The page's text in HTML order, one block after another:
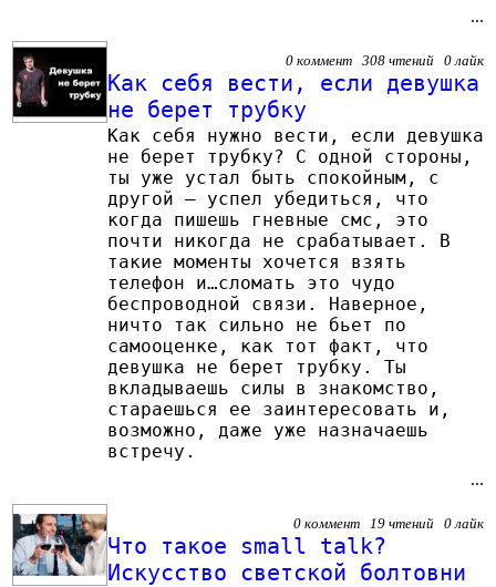
...
0 коммент 308 чтений 0 лайк
Как себя вести, если девушка
не берет трубку
Как себя нужно вести, если девушка
не берет трубку? С одной стороны,
ты уже устал быть спокойным, с
другой – успел убедиться, что
когда пишешь гневные смс, это
почти никогда не срабатывает. В
такие моменты хочется взять
телефон и…сломать это чудо
беспроводной связи. Наверное,
ничто так сильно не бьет по
самооценке, как тот факт, что
девушка не берет трубку. Ты
вкладываешь силы в знакомство,
стараешься ее заинтересовать и,
возможно, даже уже назначаешь
встречу.
...
0 коммент 19 чтений 0 лайк
Что такое small talk?
Искусство светской болтовни